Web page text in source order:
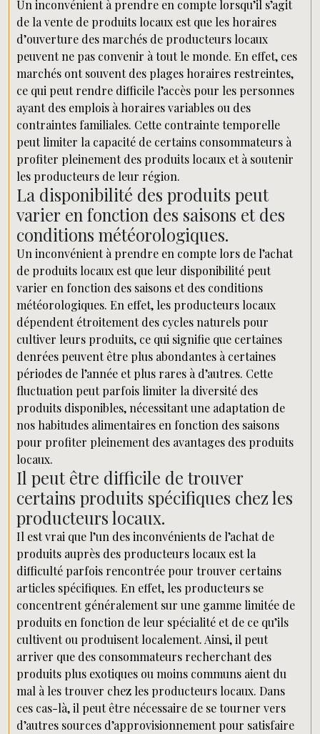
Un inconvénient à prendre en compte lorsqu’il s’agit
de la vente de produits locaux est que les horaires
d’ouverture des marchés de producteurs locaux
peuvent ne pas convenir à tout le monde. En effet, ces
marchés ont souvent des plages horaires restreintes,
ce qui peut rendre difficile l’accès pour les personnes
ayant des emplois à horaires variables ou des
contraintes familiales. Cette contrainte temporelle
peut limiter la capacité de certains consommateurs à
profiter pleinement des produits locaux et à soutenir
les producteurs de leur région.
La disponibilité des produits peut
varier en fonction des saisons et des
conditions météorologiques.
Un inconvénient à prendre en compte lors de l’achat
de produits locaux est que leur disponibilité peut
varier en fonction des saisons et des conditions
météorologiques. En effet, les producteurs locaux
dépendent étroitement des cycles naturels pour
cultiver leurs produits, ce qui signifie que certaines
denrées peuvent être plus abondantes à certaines
périodes de l’année et plus rares à d’autres. Cette
fluctuation peut parfois limiter la diversité des
produits disponibles, nécessitant une adaptation de
nos habitudes alimentaires en fonction des saisons
pour profiter pleinement des avantages des produits
locaux.
Il peut être difficile de trouver
certains produits spécifiques chez les
producteurs locaux.
Il est vrai que l’un des inconvénients de l’achat de
produits auprès des producteurs locaux est la
difficulté parfois rencontrée pour trouver certains
articles spécifiques. En effet, les producteurs se
concentrent généralement sur une gamme limitée de
produits en fonction de leur spécialité et de ce qu’ils
cultivent ou produisent localement. Ainsi, il peut
arriver que des consommateurs recherchant des
produits plus exotiques ou moins communs aient du
mal à les trouver chez les producteurs locaux. Dans
ces cas-là, il peut être nécessaire de se tourner vers
d’autres sources d’approvisionnement pour satisfaire